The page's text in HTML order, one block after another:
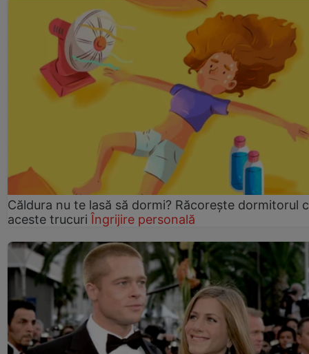
Căldura nu te lasă să dormi? Răcorește dormitorul
aceste trucuri Îngrijire personală